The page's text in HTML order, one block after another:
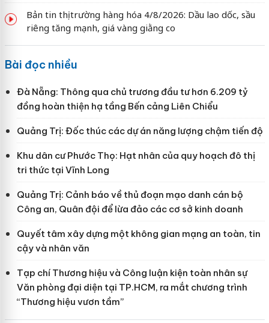
Bản tin thị trường hàng hóa 4/8/2026: Dầu lao dốc, sầu
riêng tăng mạnh, giá vàng giằng co
Bài đọc nhiều
Đà Nẵng: Thông qua chủ trương đầu tư hơn 6.209 tỷ
đồng hoàn thiện hạ tầng Bến cảng Liên Chiểu
Quảng Trị: Đốc thúc các dự án năng lượng chậm tiến độ
Khu dân cư Phước Thọ: Hạt nhân của quy hoạch đô thị
tri thức tại Vĩnh Long
Quảng Trị: Cảnh báo về thủ đoạn mạo danh cán bộ
Công an, Quân đội để lừa đảo các cơ sở kinh doanh
Quyết tâm xây dựng một không gian mạng an toàn, tin
cậy và nhân văn
Tạp chí Thương hiệu và Công luận kiện toàn nhân sự
Văn phòng đại diện tại TP.HCM, ra mắt chương trình
“Thương hiệu vươn tầm”